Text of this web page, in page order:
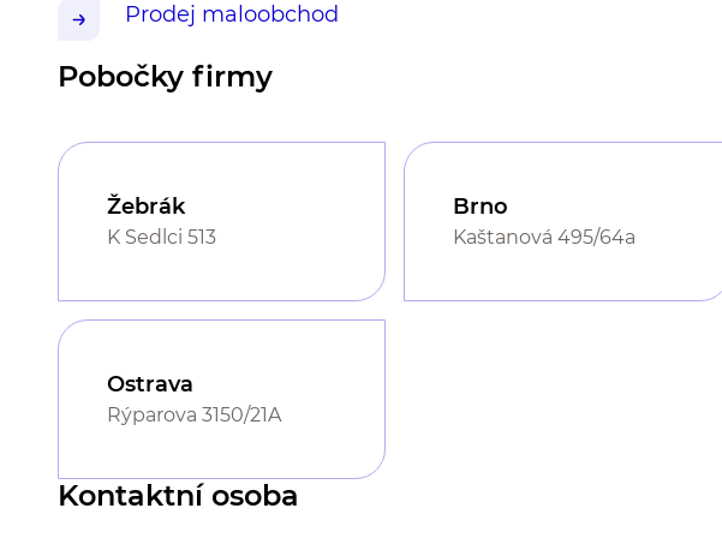
Prodej maloobchod
Pobočky firmy
Žebrák
K Sedlci 513
Brno
Kaštanová 495/64a
Ostrava
Rýparova 3150/21A
Kontaktní osoba